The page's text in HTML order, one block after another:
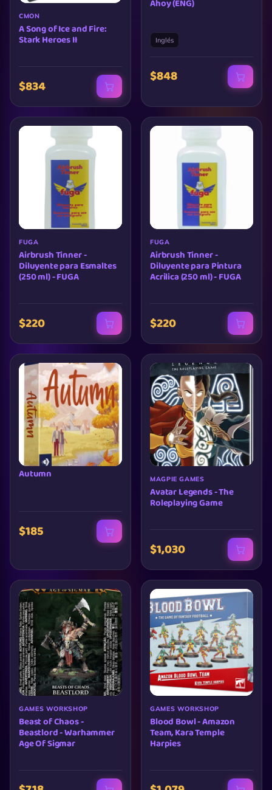
CMON
A Song of Ice and Fire:
Stark Heroes II
$834
Ahoy (ENG)
Inglés
$848
FUGA
Airbrush Tinner -
Diluyente para Esmaltes
(250 ml) - FUGA
$220
FUGA
Airbrush Tinner -
Diluyente para Pintura
Acrilica (250 ml) - FUGA
$220
Autumn
$185
MAGPIE GAMES
Avatar Legends - The
Roleplaying Game
$1,030
GAMES WORKSHOP
Beast of Chaos -
Beastlord - Warhammer
Age Of Sigmar
GAMES WORKSHOP
Blood Bowl - Amazon
Team, Kara Temple
Harpies